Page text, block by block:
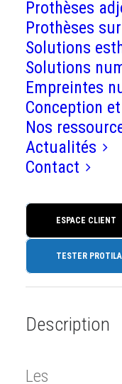
Prothèses
Prothèses
Solutions
Solutions
Empreintes
Conception
Nos
Actualités
Contact
ESPACE CLIENT
TESTER
Accueil>>
Gouttières
Description
Les